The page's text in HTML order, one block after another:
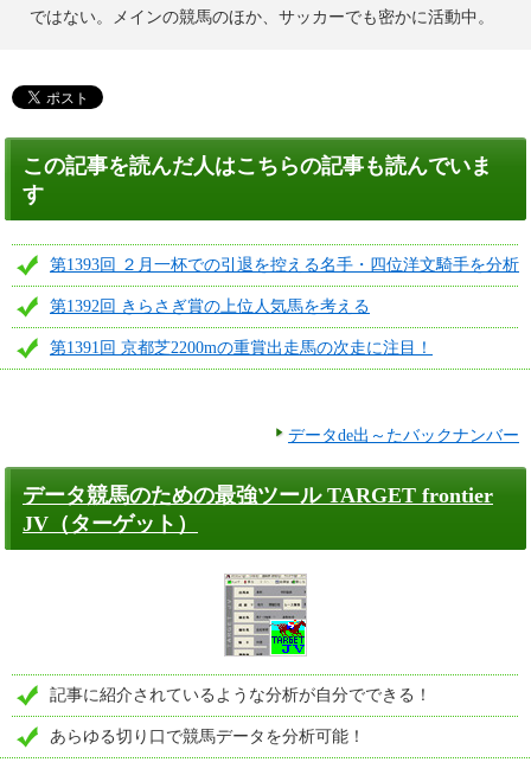
ではない。メインの競馬のほか、サッカーでも密かに活動中。
この記事を読んだ人はこちらの記事も読んでいま
す
第1393回 ２月一杯での引退を控える名手・四位洋文騎手を分析
第1392回 きらさぎ賞の上位人気馬を考える
第1391回 京都芝2200mの重賞出走馬の次走に注目！
データde出～たバックナンバー
データ競馬のための最強ツール TARGET frontier
JV（ターゲット）
記事に紹介されているような分析が自分でできる！
あらゆる切り口で競馬データを分析可能！